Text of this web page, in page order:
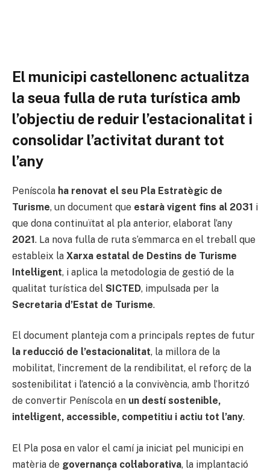
El municipi castellonenc actualitza
la seua fulla de ruta turística amb
l’objectiu de reduir l’estacionalitat i
consolidar l’activitat durant tot
l’any
Peníscola ha renovat el seu Pla Estratègic de
Turisme, un document que estarà vigent fins al 2031 i
que dona continuïtat al pla anterior, elaborat l’any
2021. La nova fulla de ruta s’emmarca en el treball que
estableix la Xarxa estatal de Destins de Turisme
Intel·ligent, i aplica la metodologia de gestió de la
qualitat turística del SICTED, impulsada per la
Secretaria d’Estat de Turisme.
El document planteja com a principals reptes de futur
la reducció de l’estacionalitat, la millora de la
mobilitat, l’increment de la rendibilitat, el reforç de la
sostenibilitat i l’atenció a la convivència, amb l’horitzó
de convertir Peníscola en un destí sostenible,
intel·ligent, accessible, competitiu i actiu tot l’any.
El Pla posa en valor el camí ja iniciat pel municipi en
matèria de governança col·laborativa, la implantació